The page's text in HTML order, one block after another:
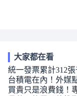
大家都在看
統一發票累計312
台積電在內！外媒
買貴只是浪費錢！